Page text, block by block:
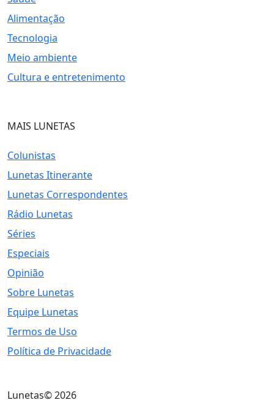
Alimentação
Tecnologia
Meio ambiente
Cultura e entretenimento
MAIS LUNETAS
Colunistas
Lunetas Itinerante
Lunetas Correspondentes
Rádio Lunetas
Séries
Especiais
Opinião
Sobre Lunetas
Equipe Lunetas
Termos de Uso
Política de Privacidade
Lunetas© 2026